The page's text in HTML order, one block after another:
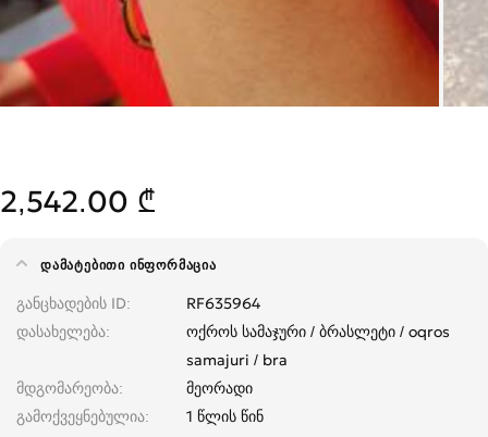
2,542.00 ₾
ᲓᲐᲛᲐᲢᲔᲑᲘᲗᲘ ᲘᲜᲤᲝᲠᲛᲐᲪᲘᲐ
განცხადების ID
RF635964
დასახელება
ოქროს სამაჯური / ბრასლეტი / oqros
samajuri / bra
მდგომარეობა
მეორადი
გამოქვეყნებულია
1 წლის წინ